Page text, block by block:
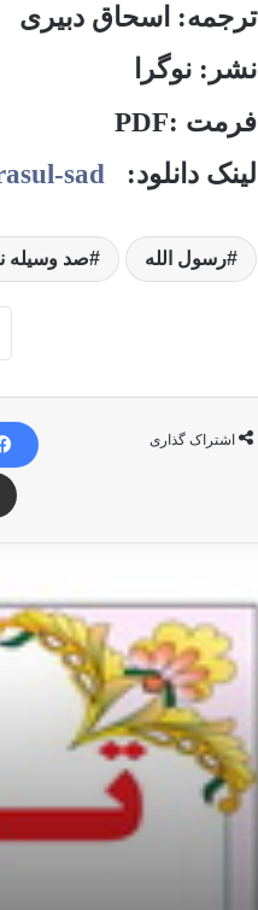
ترجمه: اسحاق دبیری
نشر: نوگرا
فرمت :PDF
لینک دانلود: sad
رسول الله صد وسیله
اشتراک گذاری